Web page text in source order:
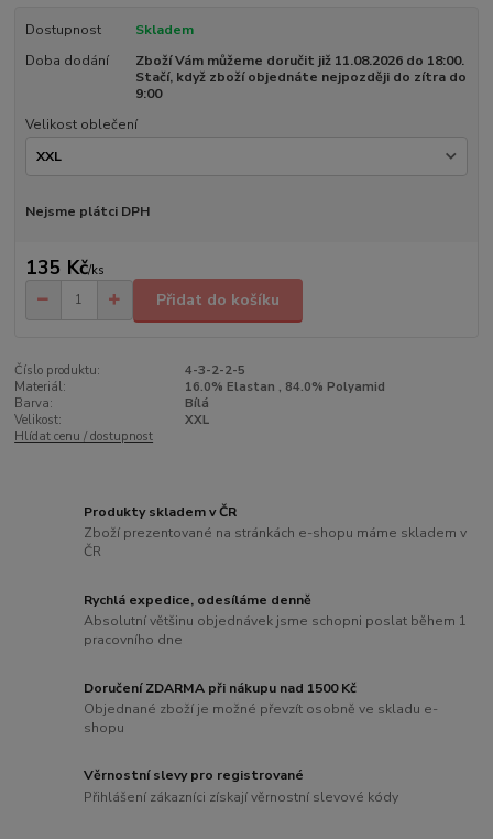
Dostupnost
Skladem
Doba dodání
Zboží Vám můžeme doručit již 11.08.2026 do 18:00.
Stačí, když zboží objednáte nejpozději do zítra do
9:00
Velikost oblečení
Nejsme plátci DPH
135 Kč/ks
Přidat do košíku
Číslo produktu:
4-3-2-2-5
Materiál:
16.0% Elastan , 84.0% Polyamid
Barva:
Bílá
Velikost:
XXL
Hlídat cenu / dostupnost
Produkty skladem v ČR
Zboží prezentované na stránkách e-shopu máme skladem v
ČR
Rychlá expedice, odesíláme denně
Absolutní většinu objednávek jsme schopni poslat během 1
pracovního dne
Doručení ZDARMA při nákupu nad 1500 Kč
Objednané zboží je možné převzít osobně ve skladu e-
shopu
Věrnostní slevy pro registrované
Přihlášení zákazníci získají věrnostní slevové kódy